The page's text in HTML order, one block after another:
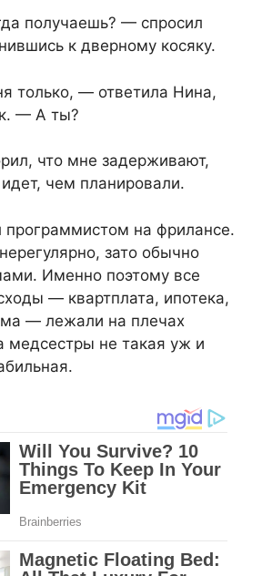
получаешь? — спросил
к дверному косяку.
только, — ответила Нина,
— А ты?
что мне задерживают,
чем планировали.
программистом на фрилансе.
зато обычно
Именно поэтому все
— квартплата, ипотека,
— лежали на плечах
медсестры не такая уж и